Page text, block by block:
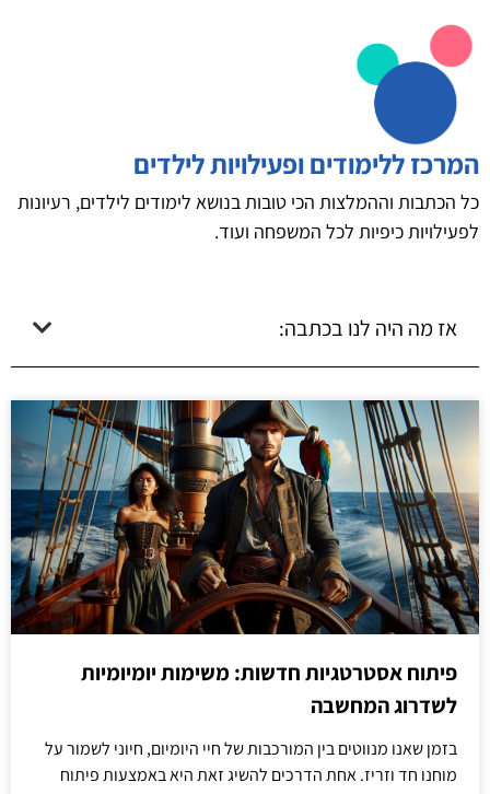
המרכז ללימודים ופעילויות לילדים
כל הכתבות וההמלצות הכי טובות בנושא לימודים לילדים, רעיונות
לפעילויות כיפיות לכל המשפחה ועוד.
אז מה היה לנו בכתבה:
פיתוח אסטרטגיות חדשות: משימות יומיומיות
לשדרוג המחשבה
בזמן שאנו מנווטים בין המורכבות של חיי היומיום, חיוני לשמור על
מוחנו חד וזריז. אחת הדרכים להשיג זאת היא באמצעות פיתוח